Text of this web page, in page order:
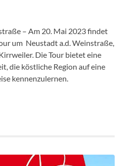
– Am 20. Mai 2023 findet
um Neustadt a.d. Weinstraße,
Die Tour bietet eine
die köstliche Region auf eine
kennenzulernen.